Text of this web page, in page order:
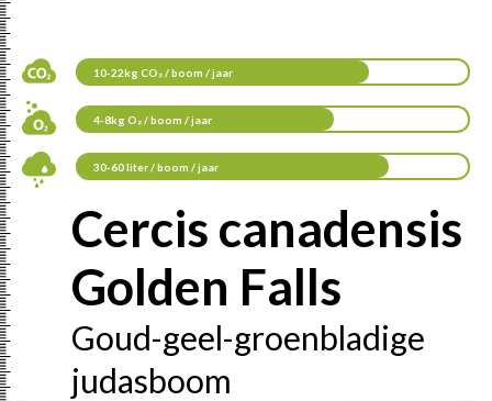
10-22kg CO₂ / boom / jaar
4-8kg O₂ / boom / jaar
30-60 liter / boom / jaar
Cercis canadensis
Golden Falls
Goud-geel-groenbladige
judasboom